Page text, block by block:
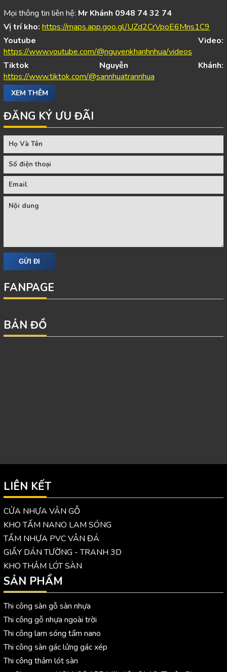
Mọi thông tin liên hệ: Mr Khánh 0948 74 32 74
Vị trí kho: https://maps.app.goo.gl/UZd2CrVpoE6Mns1C9
Youtube Video:
https://www.youtube.com/@nguyenkhanhnhua/videos
Tiktok Nguyễn Khánh:
https://www.tiktok.com/@sannhuatrannhua
XEM THÊM
ĐĂNG KÝ ƯU ĐÃI
FANPAGE
BẢN ĐỒ
LIÊN KẾT
CỬA NHỰA VÂN GỖ
KHO TẤM NANO LAM SÓNG
TẤM NHỰA PVC VÂN ĐÁ
GIẤY DÁN TƯỜNG - TRANH 3D
KHO THẢM LÓT SÀN
SẢN PHẨM
Thi công sàn gỗ sàn nhựa
Thi công gỗ nhựa ngoài trời
Thi công lam sóng tấm nano
Thi công sàn gác lửng gác xép
Thi công thảm lót sàn